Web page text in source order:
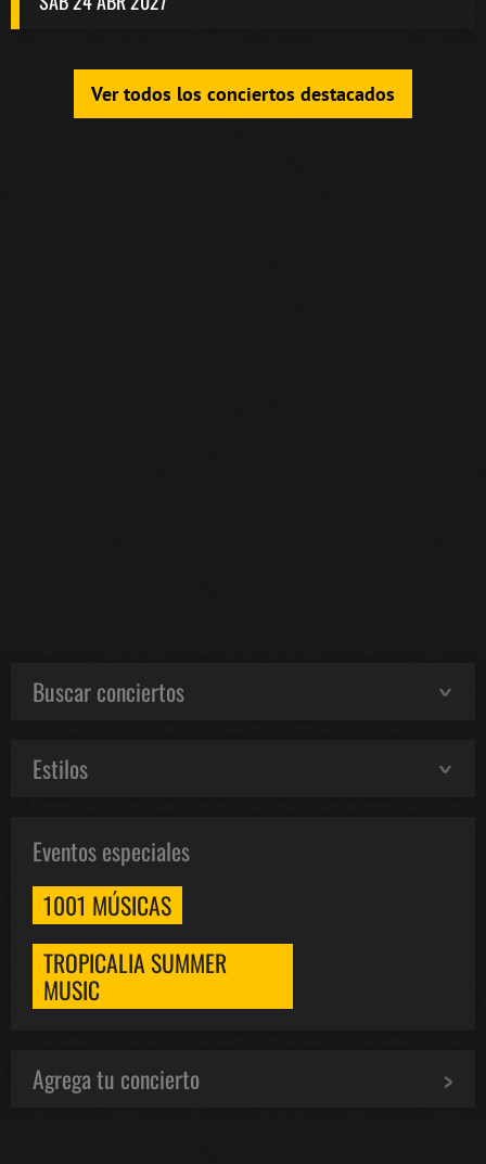
Ver todos los conciertos destacados
Buscar conciertos
Estilos
Eventos especiales
1001 MÚSICAS
TROPICALIA SUMMER
MUSIC
Agrega tu concierto